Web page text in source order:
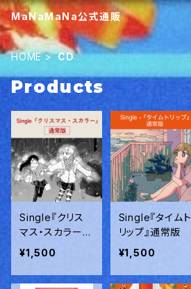
MaNaMaNa公式通販
HOME CD
Products
Single『クリス
マス・スカラー』
通常版
¥1,500
Single『タイムト
リップ』通常版
¥1,500